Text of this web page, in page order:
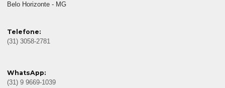
Belo Horizonte - MG
Telefone:
(31) 3058-2781
WhatsApp:
(31) 9 9669-1039